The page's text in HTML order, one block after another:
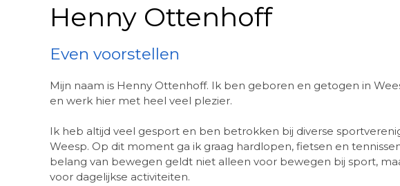
Henny Ottenhoff
Even voorstellen
Mijn naam is Henny Ottenhoff. Ik ben geboren en getogen in
en werk hier met heel veel plezier.
Ik heb altijd veel gesport en ben betrokken bij diverse
Weesp. Op dit moment ga ik graag hardlopen, fietsen en
belang van bewegen geldt niet alleen voor bewegen bij sport,
voor dagelijkse activiteiten.